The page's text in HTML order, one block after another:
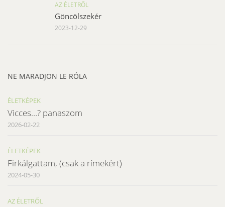
AZ ÉLETRŐL
Göncölszekér
2023-12-29
NE MARADJON LE RÓLA
ÉLETKÉPEK
Vicces…? panaszom
2026-02-22
ÉLETKÉPEK
Firkálgattam, (csak a rímekért)
2024-05-30
AZ ÉLETRŐL